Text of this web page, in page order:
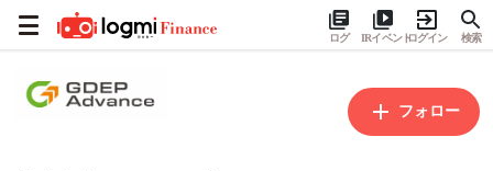
ログ IRイベントログイン 検索
フォロー